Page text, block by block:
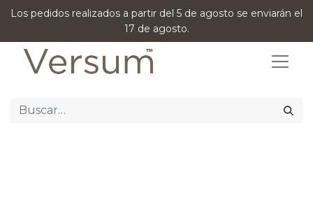
Los pedidos realizados a partir del 5 de agosto se enviarán el
17 de agosto.